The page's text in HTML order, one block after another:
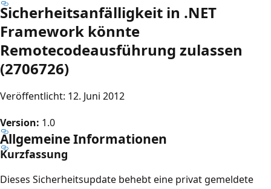
Sicherheitsanfälligkeit in .NET
Framework könnte
Remotecodeausführung zulassen
(2706726)
Veröffentlicht: 12. Juni 2012
Version: 1.0
Allgemeine Informationen
Kurzfassung
Dieses Sicherheitsupdate behebt eine privat gemeldete